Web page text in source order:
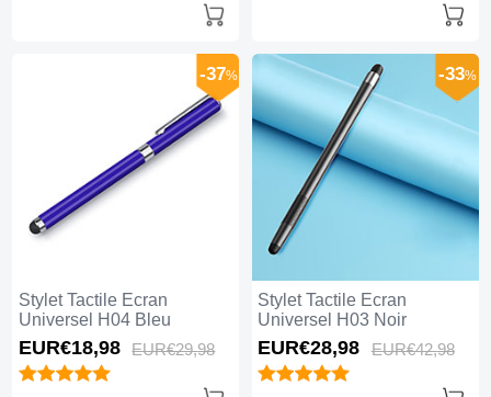
Stylet Tactile Ecran
Universel H04 Bleu
-37%
EUR€18,98 EUR€29,98
Stylet Tactile Ecran
Universel H03 Noir
-33%
EUR€28,98 EUR€42,98